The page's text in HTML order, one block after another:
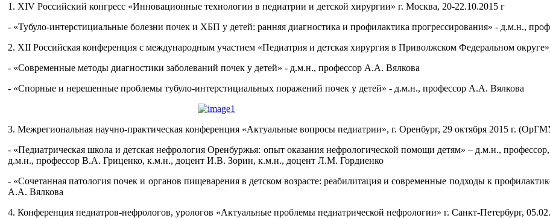
1. XIV Российский конгресс «Инновационные технологии в педиатрии и детской хирургии» г. Москва, 20-22.10.2015 г
- «Тубуло-интерстициальные болезни почек и ХБП у детей: ранняя диагностика и профилактика прогрессирования» -
2. XII Российская конференция с международным участием «Педиатрия и детская хирургия в Приволжском
- «Современные методы диагностики заболеваний почек у детей» - д.м.н., профессор А.А. Вялкова
- «Спорные и нерешенные проблемы тубуло-интерстициальных поражений почек у детей» - д.м.н., профессор А.А. Вялкова
3. Межрегиональная научно-практическая конференция «Актуальные вопросы педиатрии», г. Оренбург, 29 октября 2015 г.
- «Педиатрическая школа и детская нефрология Оренбуржья: опыт оказания нефрологической помощи детям» – д.м.н.,
д.м.н., профессор В.А. Гриценко, к.м.н., доцент И.В. Зорин, к.м.н., доцент Л.М. Гордиенко
- «Сочетанная патология почек и органов пищеварения в детском возрасте: реабилитация и современные подходы к
А.А. Вялкова
4. Конференция педиатров-нефрологов, урологов «Актуальные проблемы педиатрической нефрологии» г. Санкт-Петербург,